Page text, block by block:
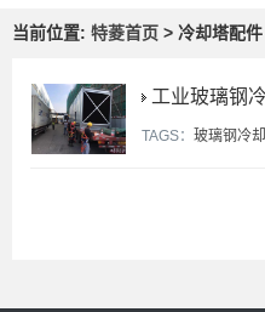
当前位置: 特菱首页 > 冷却塔配
工业玻璃钢
TAGS： 玻璃钢冷